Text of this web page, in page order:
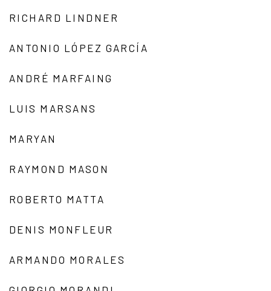
RICHARD LINDNER
ANTONIO LÓPEZ GARCÍA
ANDRÉ MARFAING
LUIS MARSANS
MARYAN
RAYMOND MASON
ROBERTO MATTA
DENIS MONFLEUR
ARMANDO MORALES